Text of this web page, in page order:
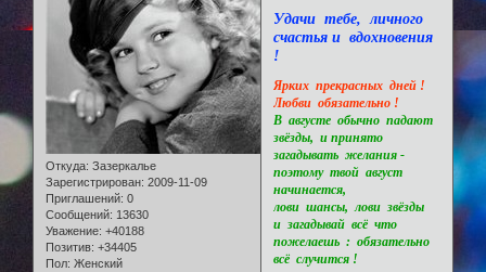
Откуда: Зазеркалье
Зарегистрирован: 2009-11-09
Приглашений: 0
Сообщений: 13630
Уважение: +40188
Позитив: +34405
Пол: Женский
Удачи тебе, личного
счастья и вдохновения
!
Ярких прекрасных дней !
Любви обязательно !
В августе обычно падают
звёзды, и принято
загадывать желания -
поэтому твой август
начинается,
лови шансы, лови звёзды
и загадывай всё что
пожелаешь : обязательно
всё случится !